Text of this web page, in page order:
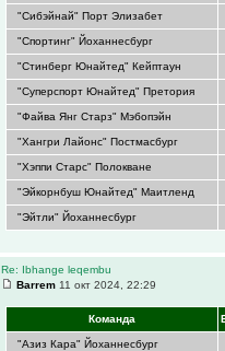
"Сибэйнай" Порт Элизабет
"Спортинг" Йоханнесбург
"Стинберг Юнайтед" Кейптаун
"Суперспорт Юнайтед" Претория
"Файва Янг Старз" Мэбопэйн
"Хангри Лайонс" Постмасбург
"Хэппи Старс" Полокване
"Эйкорнбуш Юнайтед" Маитленд
"Эйтли" Йоханнесбург
Re: Ibhange leqembu
Barrem 11 окт 2024, 22:29
Команда
"Азиз Кара" Йоханнесбург